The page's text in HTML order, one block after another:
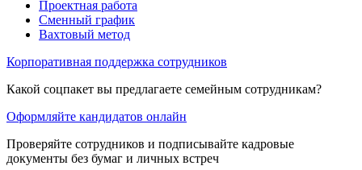
Проектная работа
Сменный график
Вахтовый метод
Корпоративная поддержка сотрудников
Какой соцпакет вы предлагаете семейным сотрудникам?
Оформляйте кандидатов онлайн
Проверяйте сотрудников и подписывайте кадровые
документы без бумаг и личных встреч